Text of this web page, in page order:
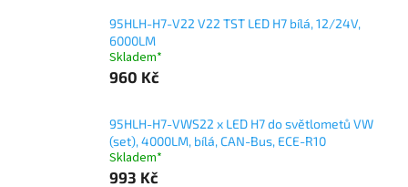
95HLH-H7-V22 V22 TST LED H7 bílá, 12/24V,
6000LM
Skladem*
960 Kč
95HLH-H7-VWS22 x LED H7 do světlometů VW
(set), 4000LM, bílá, CAN-Bus, ECE-R10
Skladem*
993 Kč